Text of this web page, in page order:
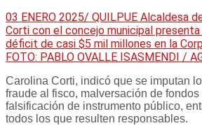
03 ENERO 2025/ QUILPUE Alcaldesa
Corti con el concejo municipal
déficit de casi $5 mil millones en la
FOTO: PABLO OVALLE ISASMENDI /
Carolina Corti, indicó que se imputan
fraude al fisco, malversación de
falsificación de instrumento público,
todos los que resulten responsables.